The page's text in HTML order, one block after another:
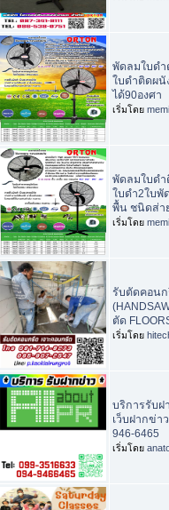
พัดลมใบด
ใบดำติดผนั
ได้90องศา
เริ่มโดย
พัดลมใบด
ใบดำ2ใบพั
พื้น ชนิดส่า
เริ่มโดย
รับตัดคอน
ตัด
เริ่มโดย
บริการรับฝ
เว็บฝากข่า
946-6465
เริ่มโดย